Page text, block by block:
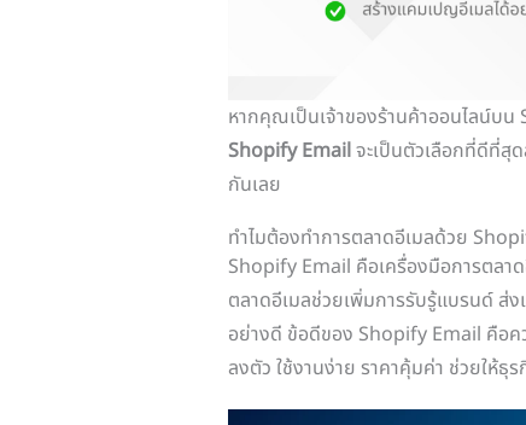
หากคุณเป็นเจ้าของร้านค้าออนไลน์บ
Shopify Emailจะเป็นตัวเลือกที่ดีที่สุ
กันเลย
ทำไมต้องทำการตลาดอีเมลด้วย
Shopify Email คือเครื่องมือการตลา
ตลาดอีเมลช่วยเพิ่มการรับรู้แบรนด์ ส่
อย่างดี ข้อดีของ Shopify Email คือค
ลงตัว ใช้งานง่าย ราคาคุ้มค่า ช่วยให้